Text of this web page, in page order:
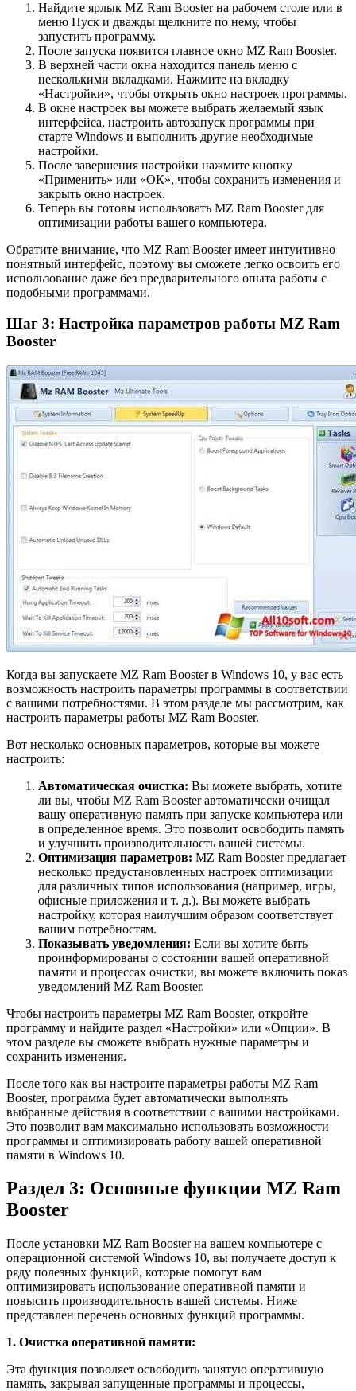
Найдите ярлык MZ Ram Booster на рабочем столе или в
меню Пуск и дважды щелкните по нему, чтобы
запустить программу.
После запуска появится главное окно MZ Ram Booster.
В верхней части окна находится панель меню с
несколькими вкладками. Нажмите на вкладку
«Настройки», чтобы открыть окно настроек программы.
В окне настроек вы можете выбрать желаемый язык
интерфейса, настроить автозапуск программы при
старте Windows и выполнить другие необходимые
настройки.
После завершения настройки нажмите кнопку
«Применить» или «ОК», чтобы сохранить изменения и
закрыть окно настроек.
Теперь вы готовы использовать MZ Ram Booster для
оптимизации работы вашего компьютера.
Обратите внимание, что MZ Ram Booster имеет интуитивно
понятный интерфейс, поэтому вы сможете легко освоить его
использование даже без предварительного опыта работы с
подобными программами.
Шаг 3: Настройка параметров работы MZ Ram
Booster
Когда вы запускаете MZ Ram Booster в Windows 10, у вас есть
возможность настроить параметры программы в соответствии
с вашими потребностями. В этом разделе мы рассмотрим, как
настроить параметры работы MZ Ram Booster.
Вот несколько основных параметров, которые вы можете
настроить:
Автоматическая очистка: Вы можете выбрать, хотите
ли вы, чтобы MZ Ram Booster автоматически очищал
вашу оперативную память при запуске компьютера или
в определенное время. Это позволит освободить память
и улучшить производительность вашей системы.
Оптимизация параметров: MZ Ram Booster предлагает
несколько предустановленных настроек оптимизации
для различных типов использования (например, игры,
офисные приложения и т. д.). Вы можете выбрать
настройку, которая наилучшим образом соответствует
вашим потребностям.
Показывать уведомления: Если вы хотите быть
проинформированы о состоянии вашей оперативной
памяти и процессах очистки, вы можете включить показ
уведомлений MZ Ram Booster.
Чтобы настроить параметры MZ Ram Booster, откройте
программу и найдите раздел «Настройки» или «Опции». В
этом разделе вы сможете выбрать нужные параметры и
сохранить изменения.
После того как вы настроите параметры работы MZ Ram
Booster, программа будет автоматически выполнять
выбранные действия в соответствии с вашими настройками.
Это позволит вам максимально использовать возможности
программы и оптимизировать работу вашей оперативной
памяти в Windows 10.
Раздел 3: Основные функции MZ Ram
Booster
После установки MZ Ram Booster на вашем компьютере с
операционной системой Windows 10, вы получаете доступ к
ряду полезных функций, которые помогут вам
оптимизировать использование оперативной памяти и
повысить производительность вашей системы. Ниже
представлен перечень основных функций программы.
1. Очистка оперативной памяти:
Эта функция позволяет освободить занятую оперативную
память, закрывая запущенные программы и процессы,